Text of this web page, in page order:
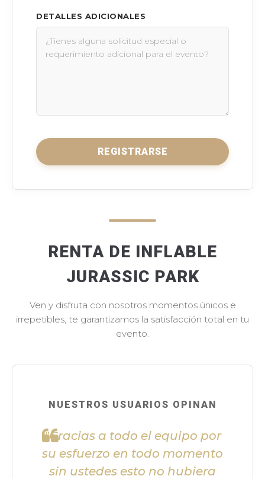
DETALLES ADICIONALES
REGISTRARSE
RENTA DE INFLABLE
JURASSIC PARK
Ven y disfruta con nosotros momentos únicos e
irrepetibles, te garantizamos la satisfacción total en tu
evento.
NUESTROS USUARIOS OPINAN
"Gracias a todo el equipo por
su esfuerzo en todo momento
sin ustedes esto no hubiera